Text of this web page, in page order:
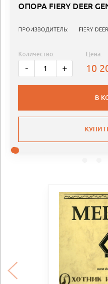
ОПОРА FIERY DEER
ПРОИЗВОДИТЕЛЬ: FIERY DEER
Количество:
- +
Цена:
10
В